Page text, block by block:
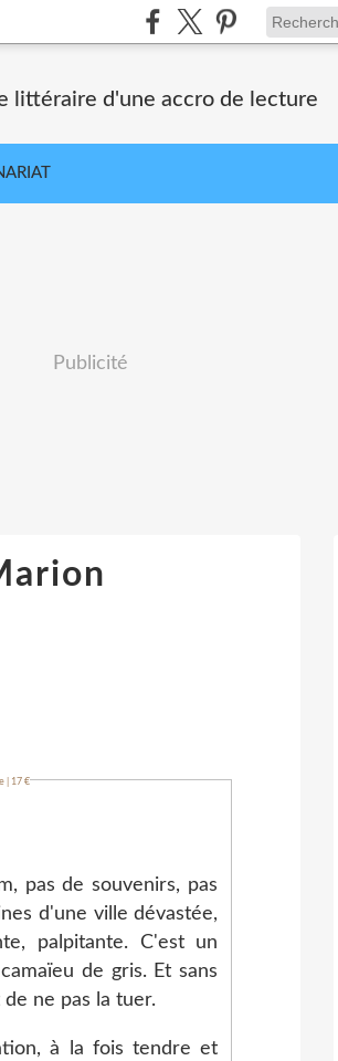
littéraire d'une accro de lecture
Publicité
| 17 €
pas de souvenirs, pas
d'une ville dévastée,
palpitante. C'est un
de gris. Et sans
ne pas la tuer.
à la fois tendre et